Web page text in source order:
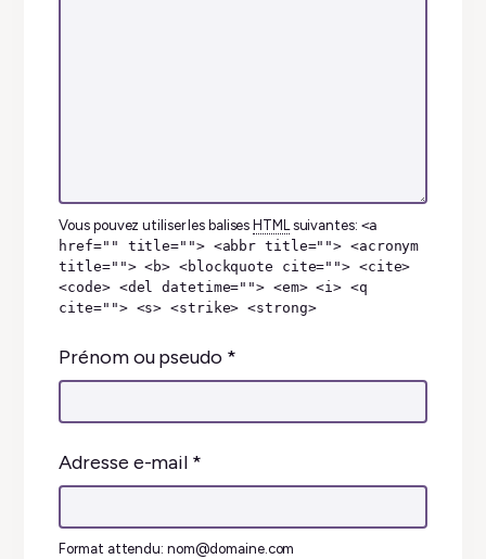
Vous pouvez utiliser les balises HTMLsuivantes: <a
href="" title=""> <abbr title=""> <acronym
title=""> <b> <blockquote cite=""> <cite>
<code> <del datetime=""> <em> <i> <q
cite=""> <s> <strike> <strong>
Prénom ou pseudo *
Adresse e-mail *
Format attendu: nom@domaine.com